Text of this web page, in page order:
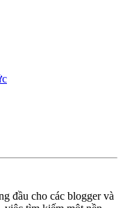
đầu cho các blogger và